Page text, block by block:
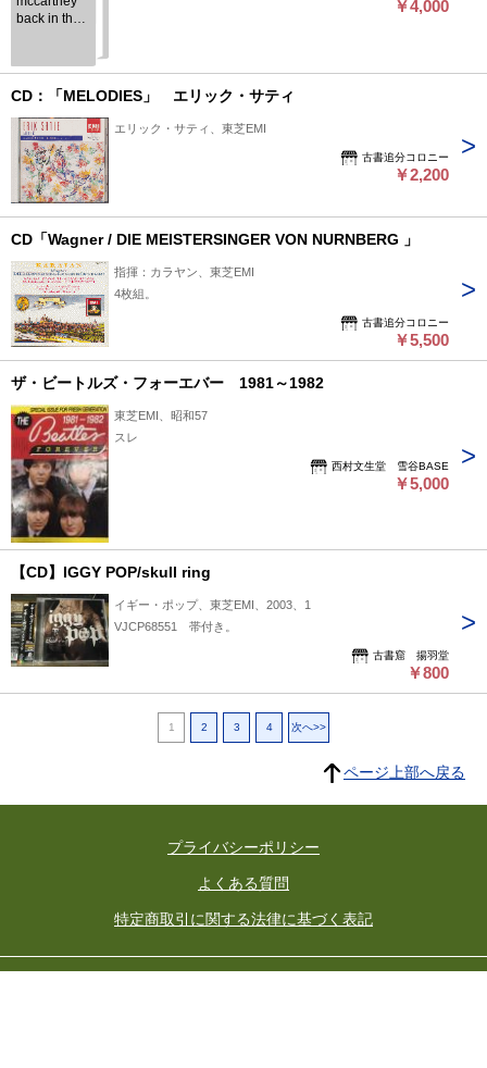
back in the
レット
￥4,000
CD：「MELODIES」 エリック・サティ
エリック・サティ、東芝EMI
古書追分コロニー
￥2,200
CD「Wagner / DIE MEISTERSINGER VON NURNBERG 」
指揮：カラヤン、東芝EMI
4枚組。
古書追分コロニー
￥5,500
ザ・ビートルズ・フォーエバー 1981～1982
東芝EMI、昭和57
スレ
西村文生堂 雪谷BASE
￥5,000
【CD】IGGY POP/skull ring
イギー・ポップ、東芝EMI、2003、1
VJCP68551 帯付き。
古書窟 揚羽堂
￥800
1 2 3 4 次へ>>
ページ上部へ戻る
プライバシーポリシー
よくある質問
特定商取引に関する法律に基づく表記